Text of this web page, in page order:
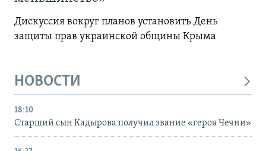
Дискуссия вокруг планов установить День
защиты прав украинской общины Крыма
НОВОСТИ
18:10
Старший сын Кадырова получил звание «героя Чечни»